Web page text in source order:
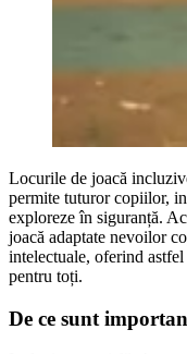
Locurile de joacă
permite tuturor copiilor,
exploreze în siguranță.
joacă adaptate nevoilor
intelectuale, oferind
pentru toți.
De ce sunt